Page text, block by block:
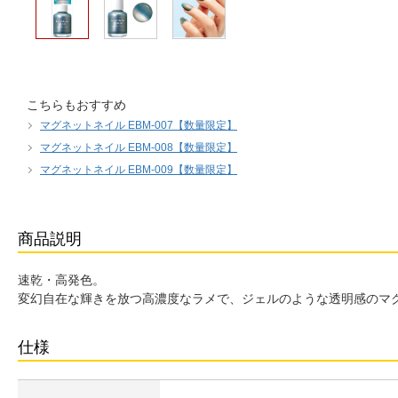
こちらもおすすめ
マグネットネイル EBM-007【数量限定】
マグネットネイル EBM-008【数量限定】
マグネットネイル EBM-009【数量限定】
商品説明
速乾・高発色。
変幻自在な輝きを放つ高濃度なラメで、ジェルのような透明感のマ
仕様